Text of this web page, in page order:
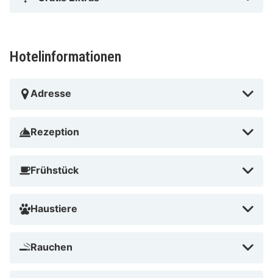
Hotelinformationen
Adresse
Rezeption
Frühstück
Haustiere
Rauchen